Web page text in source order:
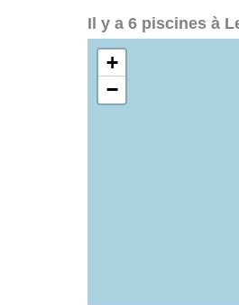
Il y a 6 piscines à
+
−